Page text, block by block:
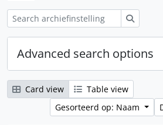
Advanced search options
Card view
Table view
Gesorteerd op: Naam